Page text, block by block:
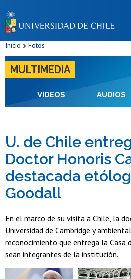
BIBLIOTECAS
Estudiantes
Egresadas/
Inicio Fotos
MULTIMEDIA
VIDEOS AUDIOS
U. de Chile
Doctor Honoris
destacada
Goodall
En el marco de su visita a Chile, la
Universidad de Cambridge y
reconocimiento que entrega la Casa
sean integrantes de la institución.
Zoom
Zoom